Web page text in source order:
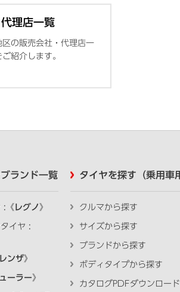
理店一覧
区の販売会社・代理店一
ご紹介します。
ランド一覧
:《 レグノ 》
イヤ :
ンザ》
ーラー》
タイヤを探す（乗用車
クルマから探す
サイズから探す
ブランドから探す
ボディタイプから探す
カタログPDFダウンロード